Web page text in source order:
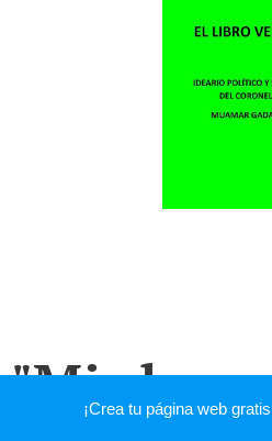
"Mis¡Crea tu página web